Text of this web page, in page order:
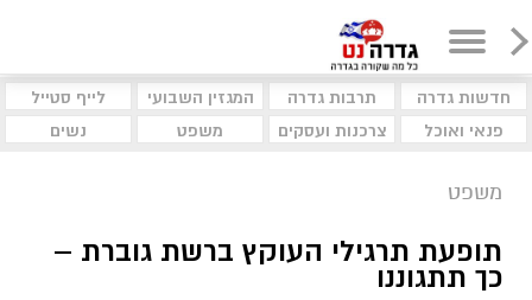
חדשות גדרה תרבות גדרה המגזין השבועי
לייף סטייל
פנאי ואוכל
צרכנות ועסקים משפט נשים
משפט
תופעת תרגילי העוקץ ברשת גוברת –
כך תתגוננו